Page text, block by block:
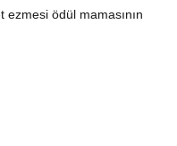
ezmesi ödül mamasının